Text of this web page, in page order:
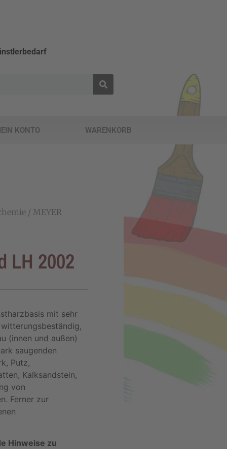
KONTO WARENKORB
/ MEYER
LH 2002
mit sehr
(innen und außen)
saugenden
Putz,
Kalksandstein,
von
Ferner zur
Hinweise zu